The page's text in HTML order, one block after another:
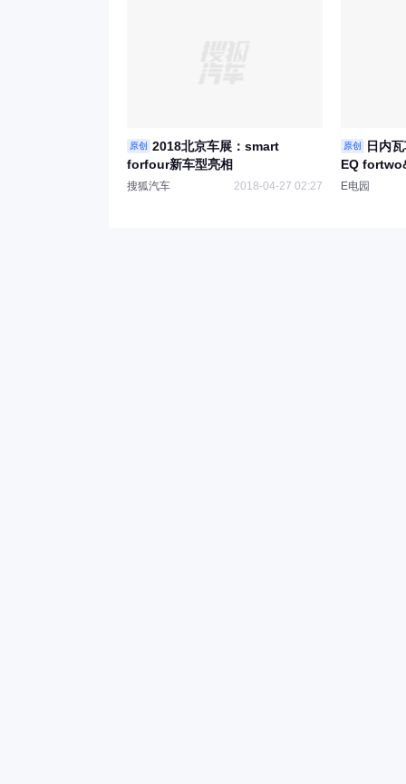
原创
2018北京车展：smart
forfour新车型亮相
搜狐汽车 2018-04-27 02:27
原创
日内
EQ
E电园